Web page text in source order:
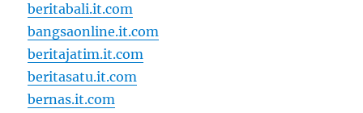
beritabali.it.com
bangsaonline.it.com
beritajatim.it.com
beritasatu.it.com
bernas.it.com